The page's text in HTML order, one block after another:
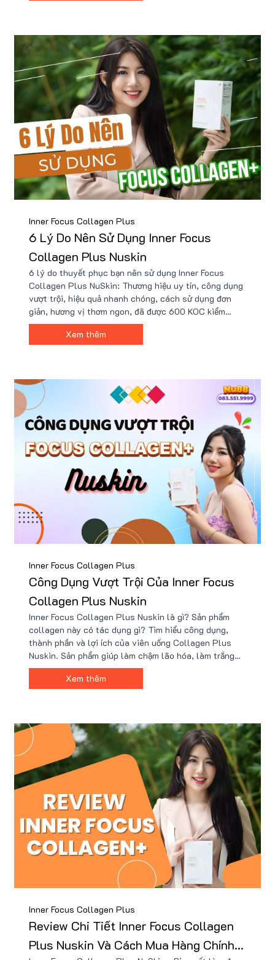
Inner Focus Collagen Plus
6 Lý Do Nên Sử Dụng Inner Focus
Collagen Plus Nuskin
6 lý do thuyết phục bạn nên sử dụng Inner Focus
Collagen Plus NuSkin: Thương hiệu uy tín, công dụng
vượt trội, hiệu quả nhanh chóng, cách sử dụng đơn
giản, hương vị thơm ngon, đã được 600 KOC kiểm
chứng. Khám phá tại sao đây chính là sự lựa chọn
hoàn hảo để nuôi dưỡng làn da khỏe đẹp.
Xem thêm
Inner Focus Collagen Plus
Công Dụng Vượt Trội Của Inner Focus
Collagen Plus Nuskin
Inner Focus Collagen Plus Nuskin là gì? Sản phẩm
collagen này có tác dụng gì? Tìm hiểu công dụng,
thành phần và lợi ích của viên uống Collagen Plus
Nuskin. Sản phẩm giúp làm chậm lão hóa, làm trắng
da, cải thiện độ đàn hồi và săn chắc cho da. Đánh giá
hiệu quả Collagen Plus NuSkin từ người dùng. Cách
Xem thêm
Inner Focus Collagen Plus
Review Chi Tiết Inner Focus Collagen
Plus Nuskin Và Cách Mua Hàng Chính